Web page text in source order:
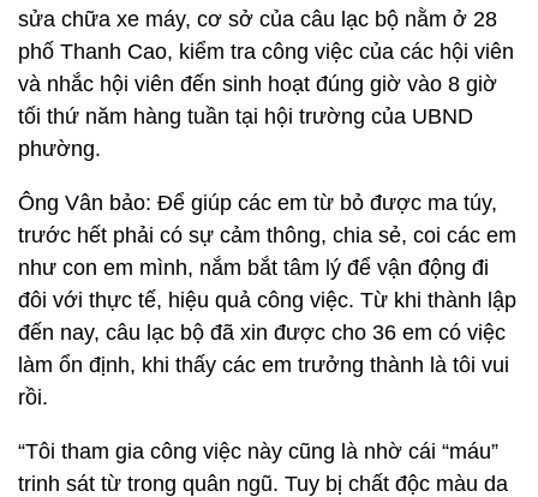
sửa chữa xe máy, cơ sở của câu lạc bộ nằm ở 28
phố Thanh Cao, kiểm tra công việc của các hội viên
và nhắc hội viên đến sinh hoạt đúng giờ vào 8 giờ
tối thứ năm hàng tuần tại hội trường của UBND
phường.
Ông Vân bảo: Để giúp các em từ bỏ được ma túy,
trước hết phải có sự cảm thông, chia sẻ, coi các em
như con em mình, nắm bắt tâm lý để vận động đi
đôi với thực tế, hiệu quả công việc. Từ khi thành lập
đến nay, câu lạc bộ đã xin được cho 36 em có việc
làm ổn định, khi thấy các em trưởng thành là tôi vui
rồi.
“Tôi tham gia công việc này cũng là nhờ cái “máu”
trinh sát từ trong quân ngũ. Tuy bị chất độc màu da